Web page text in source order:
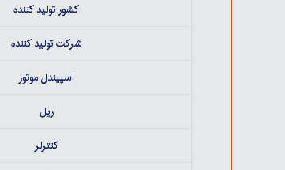
کشور تولید کننده
شرکت تولید کننده
اسپیندل موتور
ریل
کنترلر